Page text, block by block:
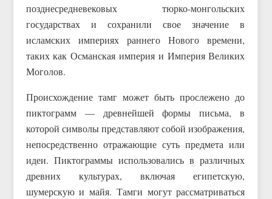
позднесредневековых тюрко-монгольских
государствах и сохранили свое значение в
исламских империях раннего Нового времени,
таких как Османская империя и Империя Великих
Моголов.
Происхождение тамг может быть прослежено до
пиктограмм — древнейшей формы письма, в
которой символы представляют собой изображения,
непосредственно отражающие суть предмета или
идеи. Пиктограммы использовались в различных
древних культурах, включая египетскую,
шумерскую и майя. Тамги могут рассматриваться